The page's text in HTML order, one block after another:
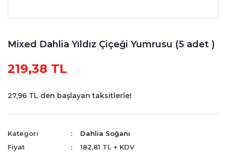
Mixed Dahlia Yıldız Çiçeği Yumrusu (5 adet )
219,38 TL
27,96 TL den başlayan taksitlerle!
Kategori
Dahlia Soğanı
Fiyat
182,81 TL + KDV